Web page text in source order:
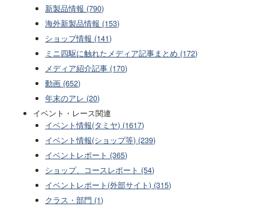
新製品情報 (790)
海外新製品情報 (153)
ショップ情報 (141)
ミニ四駆に触れたメディア記事まとめ (172)
メディア紹介記事 (170)
動画 (652)
年末のアレ (20)
イベント・レース関連
イベント情報(タミヤ) (1617)
イベント情報(ショップ等) (239)
イベントレポート (365)
ショップ、コースレポート (54)
イベントレポート(外部サイト) (315)
クラス・部門 (1)